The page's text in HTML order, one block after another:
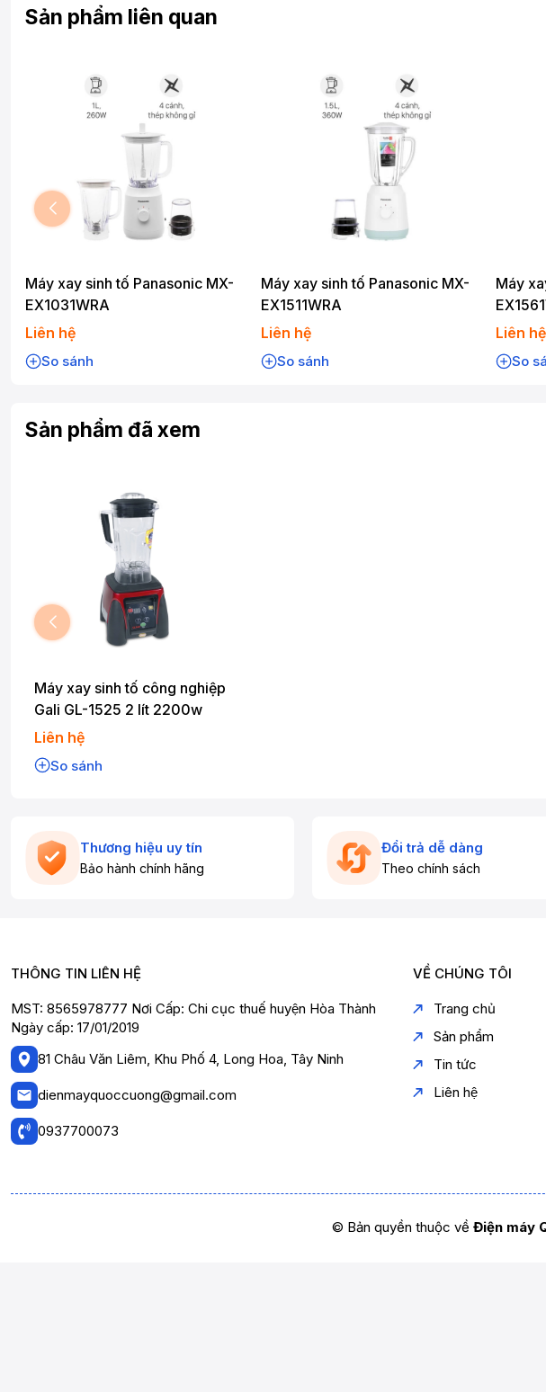
Sản phẩm liên quan
Máy xay sinh tố Panasonic MX-
EX1031WRA
Liên hệ
So sánh
Máy xay sinh tố Panasonic MX-
EX1511WRA
Liên hệ
So sánh
Máy
Liên hệ
So
Sản phẩm đã xem
Máy xay sinh tố công nghiệp
Gali GL-1525 2 lít 2200w
Liên hệ
So sánh
Thương hiệu uy tín
Bảo hành chính hãng
Đổi trả dễ dàng
Theo chính sách
THÔNG TIN LIÊN HỆ
MST: 8565978777 Nơi Cấp: Chi cục thuế huyện Hòa Thành
Ngày cấp: 17/01/2019
81 Châu Văn Liêm, Khu Phố 4, Long Hoa, Tây Ninh
dienmayquoccuong@gmail.com
0937700073
VỀ CHÚNG TÔI
Trang chủ
Sản phẩm
Tin tức
Liên hệ
© Bản quyền thuộc về Điện máy